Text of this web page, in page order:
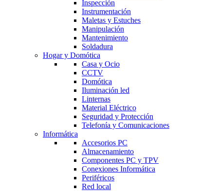
Inspección
Instrumentación
Maletas y Estuches
Manipulación
Mantenimiento
Soldadura
Hogar y Domótica
Casa y Ocio
CCTV
Domótica
Iluminación led
Linternas
Material Eléctrico
Seguridad y Protección
Telefonía y Comunicaciones
Informática
Accesorios PC
Almacenamiento
Componentes PC y TPV
Conexiones Informática
Periféricos
Red local